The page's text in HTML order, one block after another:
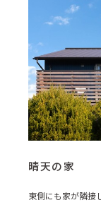
晴天の家
東側にも家が隣接